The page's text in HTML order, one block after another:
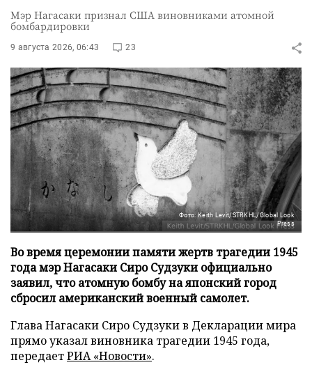
Мэр Нагасаки признал США виновниками атомной
бомбардировки
9 августа 2026, 06:43 23
Фото: Keith Levit/STRKHL/Global Look
Press
Во время церемонии памяти жертв трагедии 1945
года мэр Нагасаки Сиро Судзуки официально
заявил, что атомную бомбу на японский город
сбросил американский военный самолет.
Глава Нагасаки Сиро Судзуки в Декларации мира
прямо указал виновника трагедии 1945 года,
передаетРИА «Новости».